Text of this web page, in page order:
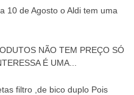
10 de Agosto o Aldi tem uma
NÃO TEM PREÇO SÓ
É UMA...
filtro ,de bico duplo Pois